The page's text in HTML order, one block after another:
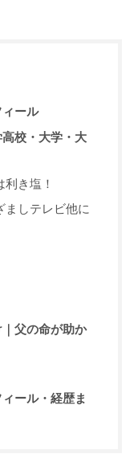
ール
校・大学・大
き塩！
ましテレビ他に
父の命が助か
ール・経歴ま